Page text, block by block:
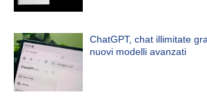
ChatGPT, chat illimitate
nuovi modelli avanzati